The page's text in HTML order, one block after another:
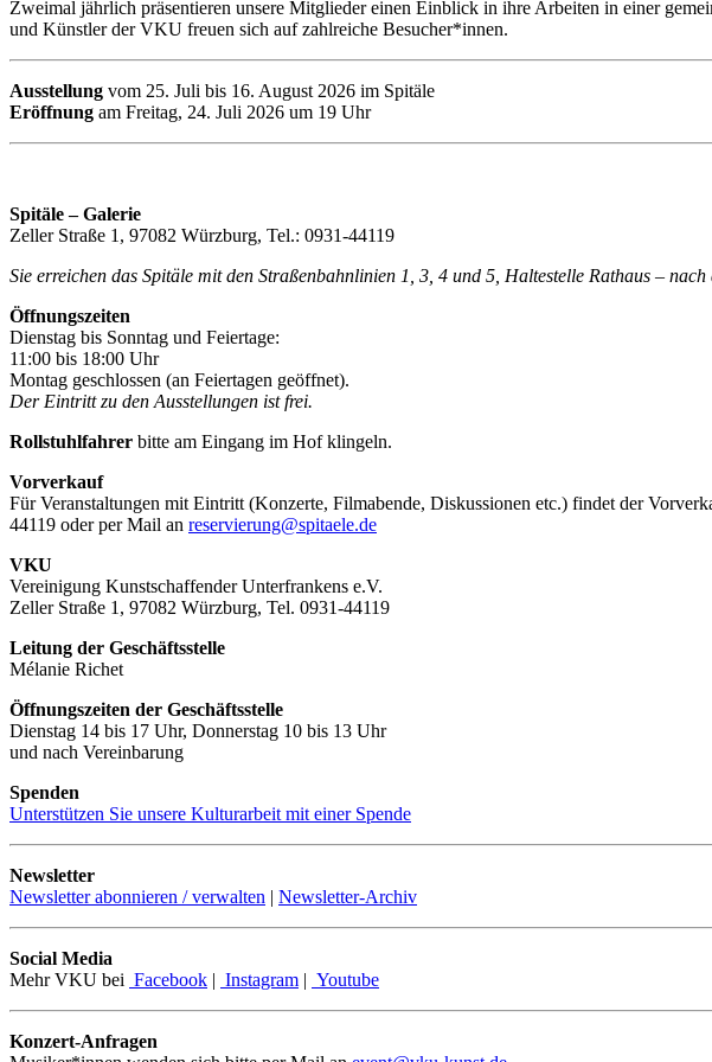
Zweimal jährlich präsentieren unsere Mitglieder einen Einblick in ihre Arbeiten in einer
und Künstler der VKU freuen sich auf zahlreiche Besucher*innen.
Ausstellung vom 25. Juli bis 16. August 2026 im Spitäle
Eröffnung am Freitag, 24. Juli 2026 um 19 Uhr
Spitäle – Galerie
Zeller Straße 1, 97082 Würzburg, Tel.: 0931-44119
Sie erreichen das Spitäle mit den Straßenbahnlinien 1, 3, 4 und 5, Haltestelle Rathaus –
Öffnungszeiten
Dienstag bis Sonntag und Feiertage:
11:00 bis 18:00 Uhr
Montag geschlossen (an Feiertagen geöffnet).
Der Eintritt zu den Ausstellungen ist frei.
Rollstuhlfahrer bitte am Eingang im Hof klingeln.
Vorverkauf
Für Veranstaltungen mit Eintritt (Konzerte, Filmabende, Diskussionen etc.) findet der
44119 oder per Mail an reservierung@spitaele.de
VKU
Vereinigung Kunstschaffender Unterfrankens e.V.
Zeller Straße 1, 97082 Würzburg, Tel. 0931-44119
Leitung der Geschäftsstelle
Mélanie Richet
Öffnungszeiten der Geschäftsstelle
Dienstag 14 bis 17 Uhr, Donnerstag 10 bis 13 Uhr
und nach Vereinbarung
Spenden
Unterstützen Sie unsere Kulturarbeit mit einer Spende
Newsletter
Newsletter abonnieren / verwalten | Newsletter-Archiv
Social Media
Mehr VKU bei Facebook | Instagram | Youtube
Konzert-Anfragen